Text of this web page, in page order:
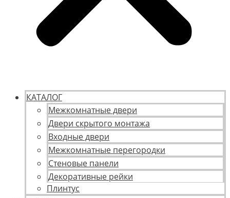
КАТАЛОГ
Межкомнатные двери
Двери скрытого монтажа
Входные двери
Межкомнатные перегородки
Стеновые панели
Декоративные рейки
Плинтус